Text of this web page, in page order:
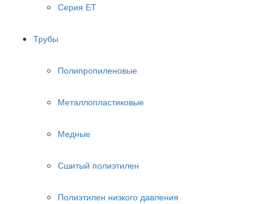
Серия ЕТ
Трубы
Полипропиленовые
Металлопластиковые
Медные
Сшитый полиэтилен
Полиэтилен низкого давления